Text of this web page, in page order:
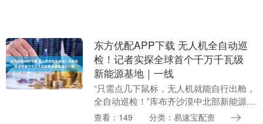
东方优配APP下载 无人机全自动巡
检！记者实探全球首个千万千瓦级
新能源基地｜一线
“只需点几下鼠标，无人机就能自行出舱，
全自动巡检！”库布齐沙漠中北部新能源基
地工作人员，兴奋地向《科创板日报》记
查看：149 分类：易速宝配资